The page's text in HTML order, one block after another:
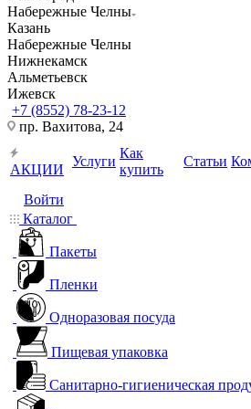
Набережные Челны
Казань
Набережные Челны
Нижнекамск
Альметьевск
Ижевск
+7 (8552) 78-23-12
пр. Вахитова, 24
АКЦИИ
Услуги
Как
купить
Статьи
Войти
Каталог
Пакеты
Пленки
Одноразовая посуда
Пищевая упаковка
Санитарно-гигиеническая